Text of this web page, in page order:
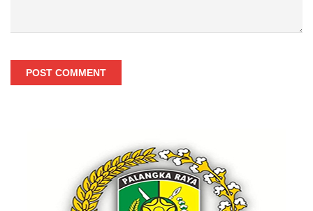
POST COMMENT